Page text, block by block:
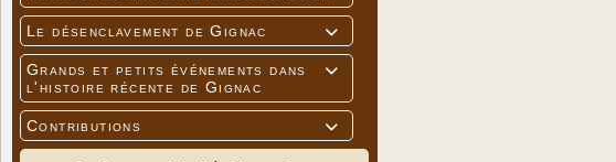

Le désenclavement de Gignac

Grands et petits événements dans
l'histoire récente de Gignac

Contributions